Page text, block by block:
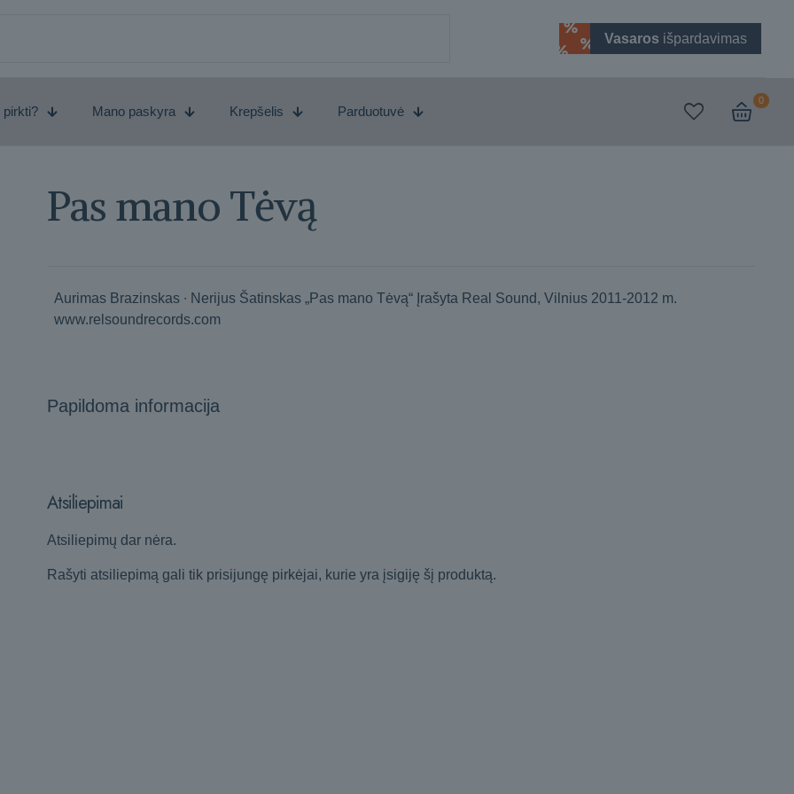
Vasaros išpardavimas
pirkti? Mano paskyra Krepšelis Parduotuvė
0
Pas mano Tėvą
Aurimas Brazinskas ∙ Nerijus Šatinskas „Pas mano Tėvą“ Įrašyta Real Sound, Vilnius 2011-2012 m.
www.relsoundrecords.com
Papildoma informacija
Atsiliepimai
Atsiliepimų dar nėra.
Rašyti atsiliepimą gali tik prisijungę pirkėjai, kurie yra įsigiję šį produktą.